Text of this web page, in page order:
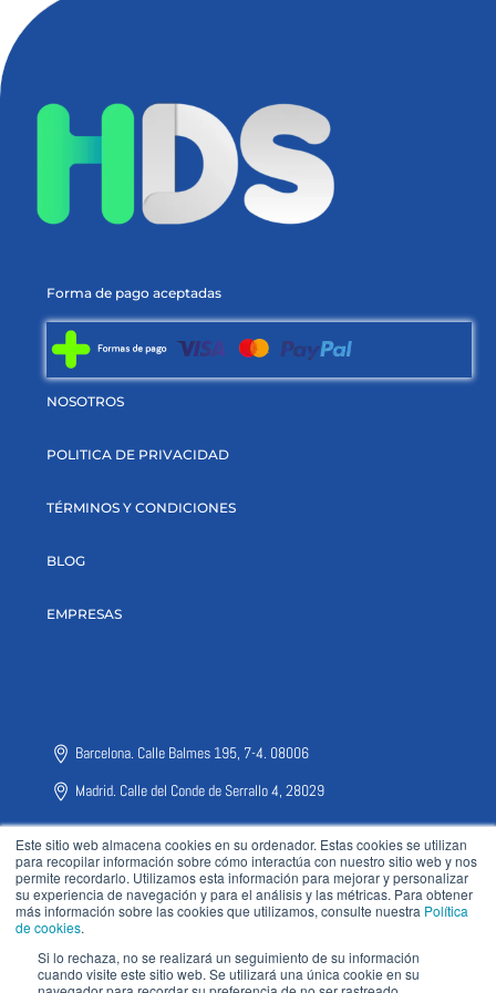
Este sitio web almacena cookies en su ordenador. Estas cookies se utilizan
para recopilar información sobre cómo interactúa con nuestro sitio web y nos
permite recordarlo. Utilizamos esta información para mejorar y personalizar
su experiencia de navegación y para el análisis y las métricas. Para obtener
más información sobre las cookies que utilizamos, consulte nuestra Política
de cookies.
Si lo rechaza, no se realizará un seguimiento de su información
cuando visite este sitio web. Se utilizará una única cookie en su
Forma de pago aceptadas
NOSOTROS
POLITICA DE PRIVACIDAD
TÉRMINOS Y CONDICIONES
BLOG
EMPRESAS
Barcelona. Calle Balmes 195, 7-4. 08006
Madrid. Calle del Conde de Serrallo 4, 28029
CDMX. Calle Adolfo Lopez Mateos nº2024, Colonia Bellavista, Metepec
52172